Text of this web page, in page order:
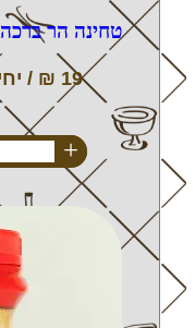
טחינה הר ברכה 0.5 ק"ג
+